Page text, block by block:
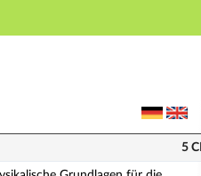
Grundlagen für die
5